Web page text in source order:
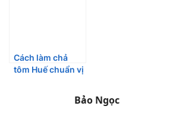
Cách làm chả
tôm Huế chuẩn vị
Bảo Ngọc